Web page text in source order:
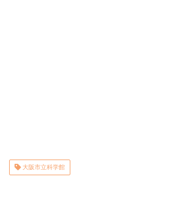
大阪市立科学館